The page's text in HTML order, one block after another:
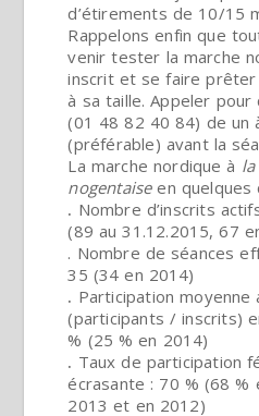
d’étirements de 10/15
Rappelons enfin que
venir tester la marche
inscrit et se faire
à sa taille. Appeler pour
(01 48 82 40 84) de un
(préférable) avant la
La marche nordique à
nogentaiseen quelques
. Nombre d’inscrits
(89 au 31.12.2015, 67
. Nombre de séances
35 (34 en 2014)
. Participation moyenne
(participants / inscrits)
% (25 % en 2014)
. Taux de participation
écrasante : 70 % (68 %
2013 et en 2012)